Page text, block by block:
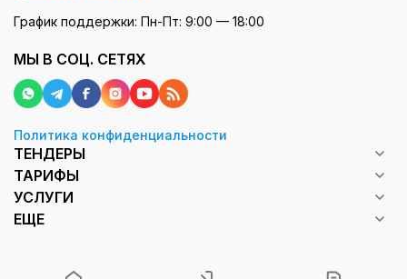
График поддержки: Пн-Пт: 9:00 — 18:00
МЫ В СОЦ. СЕТЯХ
Политика конфиденциальности
ТЕНДЕРЫ
ТАРИФЫ
УСЛУГИ
ЕЩЕ